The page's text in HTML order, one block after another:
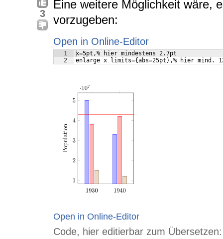
3
Eine weitere Möglichkeit wäre,
vorzugeben:
Open in Online-Editor
1
2
x=5pt,% hier mindestens 2.7pt
enlarge x limits={abs=25pt},% hier mind.
Open in Online-Editor
Code, hier editierbar zum Übersetzen: